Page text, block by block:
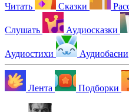
Читать Сказки
Слушать Аудиосказки
Аудиостихи Аудиобасни
Лента Подборки